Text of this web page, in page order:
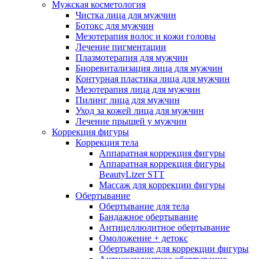
Мужская косметология
Чистка лица для мужчин
Ботокс для мужчин
Мезотерапия волос и кожи головы
Лечение пигментации
Плазмотерапия для мужчин
Биоревитализация лица для мужчин
Контурная пластика лица для мужчин
Мезотерапия лица для мужчин
Пилинг лица для мужчин
Уход за кожей лица для мужчин
Лечение прыщей у мужчин
Коррекция фигуры
Коррекция тела
Аппаратная коррекция фигуры
Аппаратная коррекция фигуры
BeautyLizer STT
Массаж для коррекции фигуры
Обертывание
Обертывание для тела
Бандажное обертывание
Антицеллюлитное обертывание
Омоложение + детокс
Обертывание для коррекции фигуры